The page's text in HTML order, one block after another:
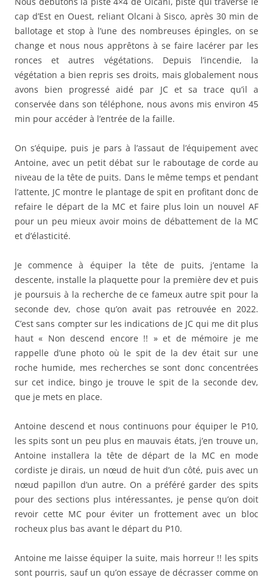
cap d’Est en Ouest, reliant Olcani à Sisco, après 30 min de
ballotage et stop à l’une des nombreuses épingles, on se
change et nous nous apprêtons à se faire lacérer par les
ronces et autres végétations. Depuis l’incendie, la
végétation a bien repris ses droits, mais globalement nous
avons bien progressé aidé par JC et sa trace qu’il a
conservée dans son téléphone, nous avons mis environ 45
min pour accéder à l’entrée de la faille.
On s’équipe, puis je pars à l’assaut de l’équipement avec
Antoine, avec un petit débat sur le raboutage de corde au
niveau de la tête de puits. Dans le même temps et pendant
l’attente, JC montre le plantage de spit en profitant donc de
refaire le départ de la MC et faire plus loin un nouvel AF
pour un peu mieux avoir moins de débattement de la MC
et d’élasticité.
Je commence à équiper la tête de puits, j’entame la
descente, installe la plaquette pour la première dev et puis
je poursuis à la recherche de ce fameux autre spit pour la
seconde dev, chose qu’on avait pas retrouvée en 2022.
C’est sans compter sur les indications de JC qui me dit plus
haut « Non descend encore !! » et de mémoire je me
rappelle d’une photo où le spit de la dev était sur une
roche humide, mes recherches se sont donc concentrées
sur cet indice, bingo je trouve le spit de la seconde dev,
que je mets en place.
Antoine descend et nous continuons pour équiper le P10,
les spits sont un peu plus en mauvais états, j’en trouve un,
Antoine installera la tête de départ de la MC en mode
cordiste je dirais, un nœud de huit d’un côté, puis avec un
nœud papillon d’un autre. On a préféré garder des spits
pour des sections plus intéressantes, je pense qu’on doit
revoir cette MC pour éviter un frottement avec un bloc
rocheux plus bas avant le départ du P10.
Antoine me laisse équiper la suite, mais horreur !! les spits
sont pourris, sauf un qu’on essaye de décrasser comme on